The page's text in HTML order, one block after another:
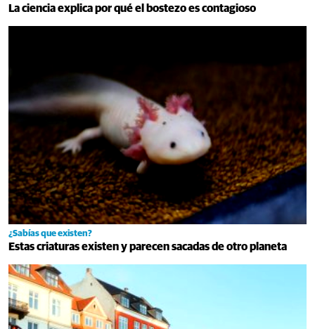
La ciencia explica por qué el bostezo es contagioso
¿Sabías que existen?
Estas criaturas existen y parecen sacadas de otro planeta